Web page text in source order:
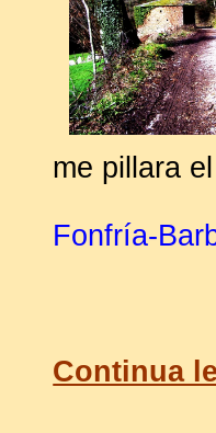
me pillara
Fonfría-
Continua